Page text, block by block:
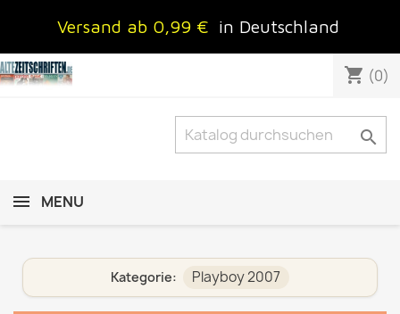
Versand ab 0,99 € in Deutschland
shopping_cart (0)

MENU
Kategorie: Playboy 2007